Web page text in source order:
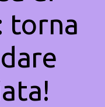
torna